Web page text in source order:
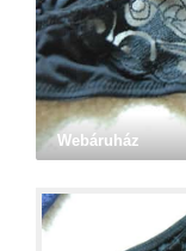
Webáruház